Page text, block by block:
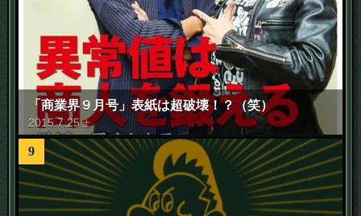
「商業界９月号」表紙は超破壊！？（笑）
2015.7.25 土
9